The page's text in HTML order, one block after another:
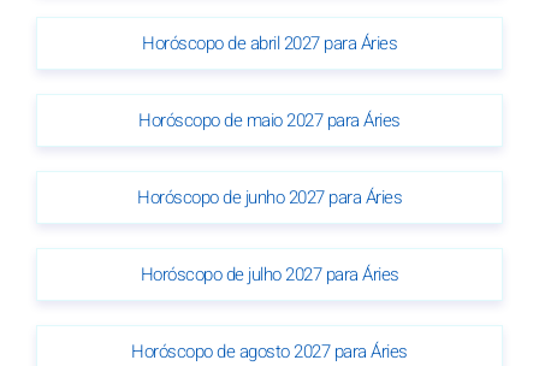
Horóscopo de abril 2027 para Áries
Horóscopo de maio 2027 para Áries
Horóscopo de junho 2027 para Áries
Horóscopo de julho 2027 para Áries
Horóscopo de agosto 2027 para Áries